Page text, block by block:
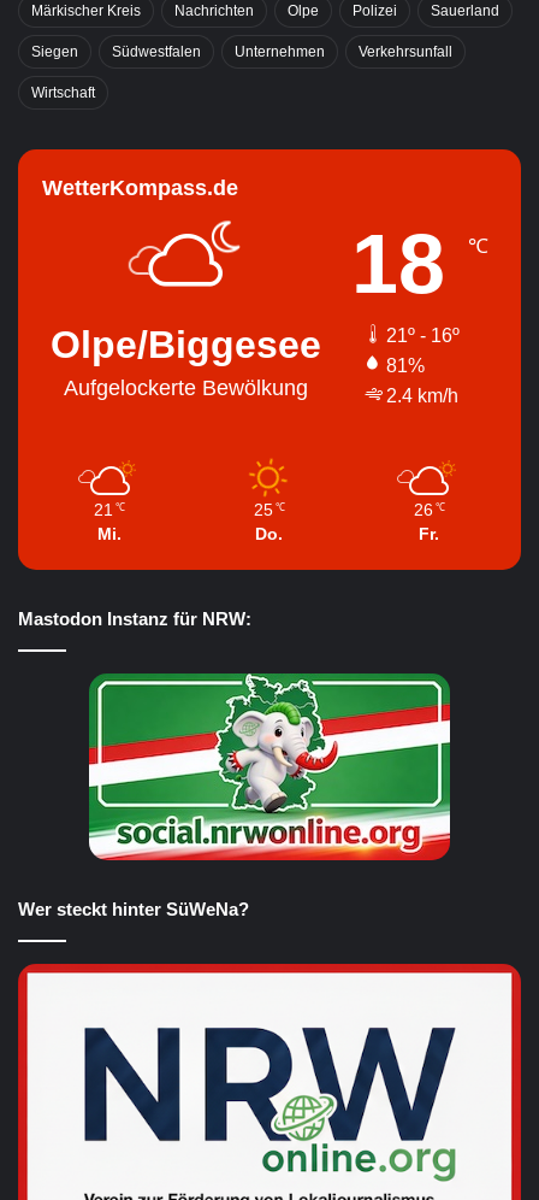
Märkischer Kreis Nachrichten Olpe Polizei Sauerland
Siegen Südwestfalen Unternehmen Verkehrsunfall
Wirtschaft
WetterKompass.de
Olpe/Biggesee
Aufgelockerte Bewölkung
18 ℃
21º - 16º
81%
2.4 km/h
21 ℃
Mi.
25 ℃
Do.
26 ℃
Fr.
Mastodon Instanz für NRW:
Wer steckt hinter SüWeNa?